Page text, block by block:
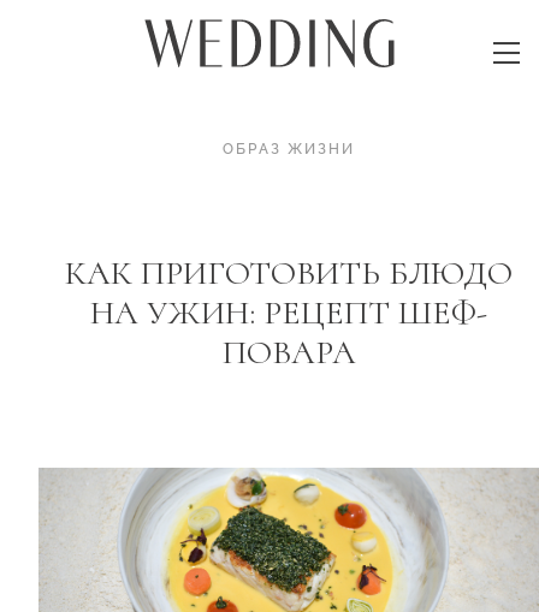
ОБРАЗ ЖИЗНИ
КАК ПРИГОТОВИТЬ БЛЮДО
НА УЖИН: РЕЦЕПТ ШЕФ-
ПОВАРА